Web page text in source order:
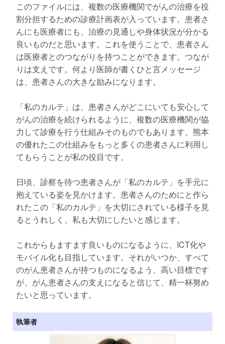
このファイルには、複数の医療機関でがんの治療を役
割分担するための診療計画表が入っています。患者さ
んにも医療者にも、治療の見通しや身体状況が分かる
良いものだと思います。これを使うことで、患者さん
は医療者とのつながりを持つことができます。つなが
りは支えです。何より医師が書くひと言メッセージ
は、患者さんの大きな励みになります。
「私のカルテ」は、患者さんがどこにいても安心して
がんの治療を続けられるように、複数の医療機関が協
力して診療を行う仕組みそのものでもあります。熊本
の優れたこの仕組みをもっと多くの患者さんに利用し
てもらうことが私の役目です。
日頃、診察を待つ患者さんが「私のカルテ」を手元に
抱えている姿を見かけます。患者さんのためにと作ら
れたこの「私のカルテ」を大切にされている様子を見
るとうれしく、私も大切にしたいと感じます。
これからもますます良いものになるように、ICT化や
モバイル化も目指しています。それがいつか、すべて
のがん患者さんが持つものになるよう、高い目標です
が、がん患者さんの支えになると信じて、精一杯努め
たいと思っています。
執筆者